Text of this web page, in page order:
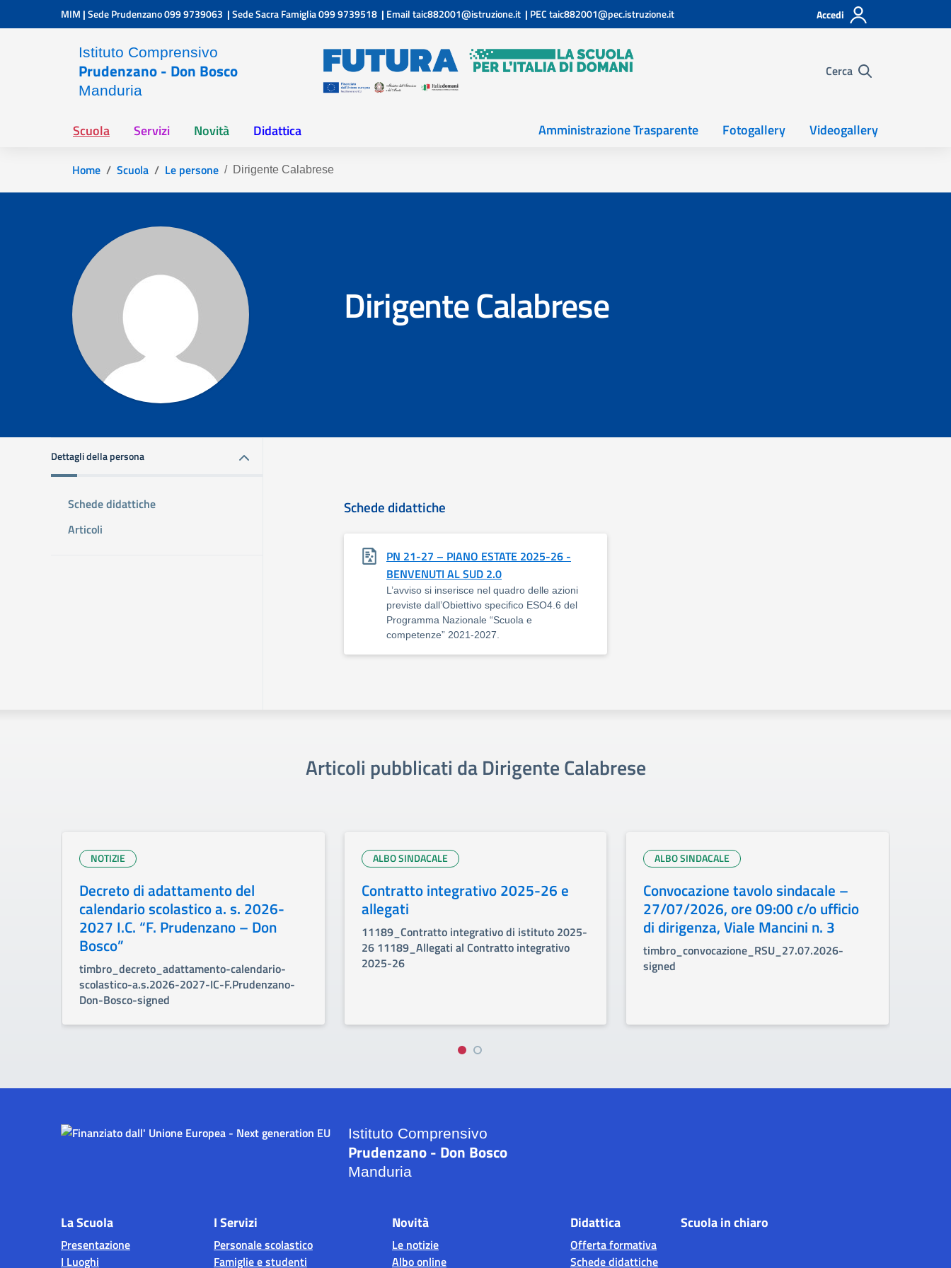
Vai ai contenuti
Vai al menu di navigazione
MIM |Sede Prudenzano099 9739063 |Sede Sacra Famiglia099 9739518 | Emailtaic882001@istruzione.it | PECtaic882001@pec.istruzione.it Accedi
Istituto Comprensivo
Prudenzano - Don Bosco
Manduria
Cerca
Scuola Servizi Novità Didattica Amministrazione Trasparente Fotogallery Videogallery
Home Scuola Le persone Dirigente Calabrese
Dirigente Calabrese
Dettagli della persona
Schede didattiche
Articoli
Schede didattiche
PN 21-27 – PIANO ESTATE 2025-26 -
BENVENUTI AL SUD 2.0
L’avviso si inserisce nel quadro delle azioni
previste dall’Obiettivo specifico ESO4.6 del
Programma Nazionale “Scuola e
competenze” 2021-2027.
Articoli pubblicati da Dirigente Calabrese
NOTIZIE
Decreto di adattamento del
calendario scolastico a. s. 2026-
2027 I.C. “F. Prudenzano – Don
Bosco”
timbro_decreto_adattamento-calendario-
scolastico-a.s.2026-2027-IC-F.Prudenzano-
Don-Bosco-signed
ALBO SINDACALE
Contratto integrativo 2025-26 e
allegati
11189_Contratto integrativo di istituto 2025-
26 11189_Allegati al Contratto integrativo
2025-26
ALBO SINDACALE
Convocazione tavolo sindacale –
27/07/2026, ore 09:00 c/o ufficio
di dirigenza, Viale Mancini n. 3
timbro_convocazione_RSU_27.07.2026-
signed
Istituto Comprensivo
Prudenzano - Don Bosco
Manduria
La Scuola
Presentazione
I Luoghi
I Servizi
Personale scolastico
Famiglie e studenti
Novità
Le notizie
Albo online
Didattica
Offerta formativa
Schede didattiche
Scuola in chiaro